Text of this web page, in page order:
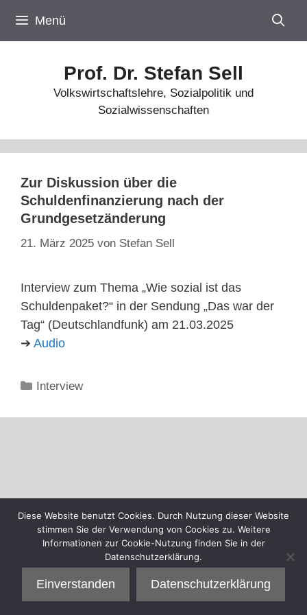
Inhalt
springen
Menü
Prof. Dr. Stefan Sell
Volkswirtschaftslehre, Sozialpolitik und
Sozialwissenschaften
Zur Diskussion über die
Schuldenfinanzierung nach der
Grundgesetzänderung
21. März 2025 von Stefan Sell
Interview zum Thema „Wie sozial ist das
Schuldenpaket?“ in der Sendung „Das war der
Tag“ (Deutschlandfunk) am 21.03.2025
➔ Audio
Kategorien
Interview
Diese Website benutzt Cookies. Durch Nutzung dieser Website
stimmen Sie der Verwendung von Cookies zu. Weitere
Informationen zur Cookie-Nutzung finden Sie in der
Datenschutzerklärung.
Einverstanden Datenschutzerklärung